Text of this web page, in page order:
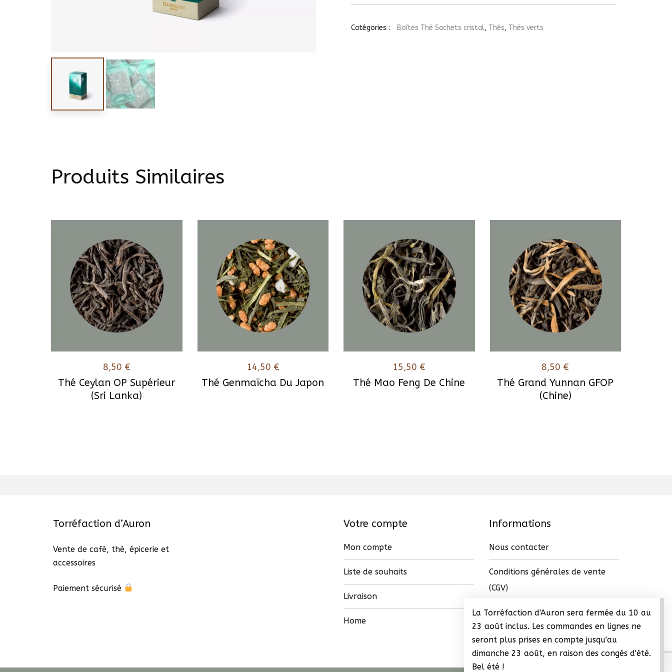
La Torréfaction d'Auron sera fermée du 10 au
23 août inclus. Les commandes en lignes ne
seront plus prises en compte jusqu'au
dimanche 23 août, en raison des congés d'été.
Bel été !
6
Catégories : Boîtes Thé Sachets cristal, Thés, Thés verts
Produits Similaires
Thé Ceylan OP Supérieur
(Sri Lanka)
8,50 €
Thé Genmaïcha Du Japon
14,50 €
Thé Mao Feng De Chine
15,50 €
Thé Grand Yunnan GFOP
(Chine)
8,50 €
Torréfaction d’Auron
Vente de café, thé, épicerie et
accessoires
Paiement sécurisé
Votre compte
Mon compte
Liste de souhaits
Livraison
Home
Informations
Nous contacter
Conditions générales de vente
(CGV)